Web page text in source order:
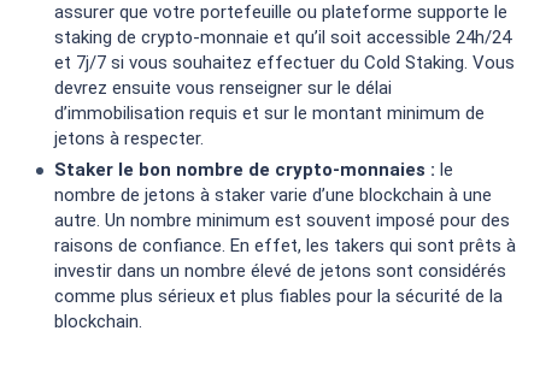
assurer que votre portefeuille ou plateforme supporte le
staking de crypto-monnaie et qu’il soit accessible 24h/24
et 7j/7 si vous souhaitez effectuer du Cold Staking. Vous
devrez ensuite vous renseigner sur le délai
d’immobilisation requis et sur le montant minimum de
jetons à respecter.
Staker le bon nombre de crypto-monnaies : le
nombre de jetons à staker varie d’une blockchain à une
autre. Un nombre minimum est souvent imposé pour des
raisons de confiance. En effet, les takers qui sont prêts à
investir dans un nombre élevé de jetons sont considérés
comme plus sérieux et plus fiables pour la sécurité de la
blockchain.